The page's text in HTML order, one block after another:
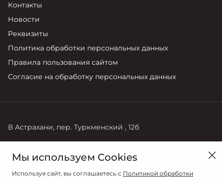
Контакты
Новости
Реквизиты
Политика обработки персональных данных
Правила пользования сайтом
Согласие на обработку персональных данных
В Астрахани, пер. Туркменский , 12б
+7 (8512) 48-28-28
Мы используем Cookies
Используя сайт, вы соглашаетесь с Политикой обработки